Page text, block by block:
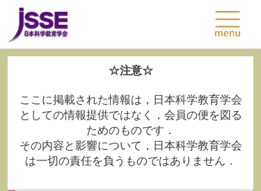
☆注意☆
ここに掲載された情報は，日本科学教育学会
としての情報提供ではなく，会員の便を図る
ためのものです．
その内容と影響について，日本科学教育学会
は一切の責任を負うものではありません．